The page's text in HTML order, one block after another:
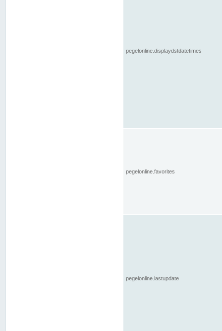
pegelonline.displaydstdatetimes
pegelonline.favorites
pegelonline.lastupdate